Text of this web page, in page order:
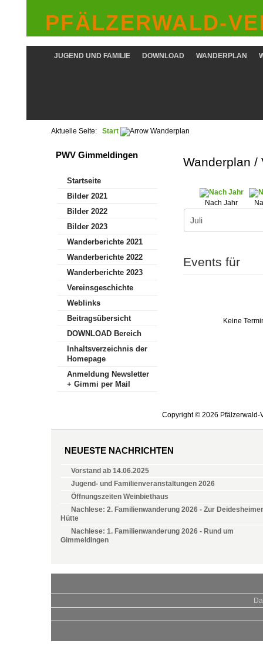
PFÄLZERWALD-
WANDERPLAN
DOWNLOAD
JUGEND UND FAMILIE
Aktuelle Seite: Start Wanderplan
Wanderplan /
Nach Jahr
Events für
Keine
PWV Gimmeldingen
Startseite
Bilder 2021
Bilder 2022
Bilder 2023
Wanderberichte 2021
Wanderberichte 2022
Wanderberichte 2023
Vereinsgeschichte
Weblinks
Beitragsübersicht
DOWNLOAD Bereich
Inhaltsverzeichnis der
Homepage
Anmeldung Newsletter
+ Gimmi per Mail
Copyright © 2026 Pfälzerwald-
NEUESTE NACHRICHTEN
Vorstand ab 14.06.2025
Jugend- und Familienveranstaltungen 2026
Öffnungszeiten Weinbiethaus
Nachlese: 2. Familienwanderung 2026 - Zur Deidesheimer
Hütte
Nachlese: 1. Familienwanderung 2026 - Rund um
Gimmeldingen